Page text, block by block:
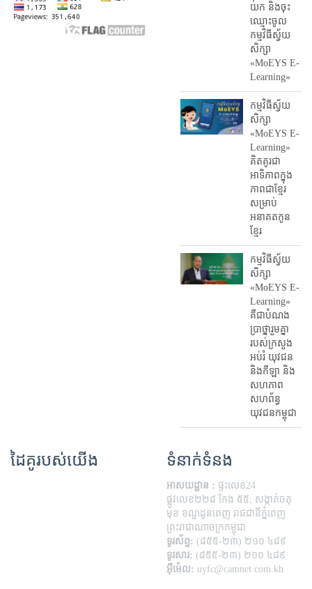
យក និង​ចុះ​
ឈ្មោះ​ចូល​
កម្មវិធី​ស្វ័យ
សិក្សា
«MoEYS E-
Learning»
កម្មវិធីស្វ័យ
សិក្សា
«MoEYS E-
Learning»
គិតគូរជា
អាទិភាពក្នុង
ភាពជាខ្មែរ
សម្រាប់
អនាគតកូន
ខ្មែរ
កម្មវិធីស្វ័យ
សិក្សា
«MoEYS E-
Learning»
គឺជាបំណង
ប្រាថ្នារួមគ្នា
របស់ក្រសួង
អប់រំ​ យុវជន
និងកីឡា និង
សហភាព
សហព័ន្ធ
យុវជនកម្ពុជា
ដៃគូរបស់យើង ទំនាក់ទំនង
អាសយដ្ឋាន : ផ្ទះលេខ24
ផ្លូវលេខ២២៨ កែង ៥៥; សង្កាត់ចតុ
មុខ ខណ្ឌដូនពេញ រាជជានីភ្នំពេញ
ព្រះរាជាណាចក្រកម្ពុជា
ទូរស័ព្ទ: (៨៥៥-២៣) ២១០ ៤៨៩
ទូរសារ: (៨៥៥-២៣) ២១០ ៤៨៩
អ៊ីម៉េល: uyfc@camnet.com.kh